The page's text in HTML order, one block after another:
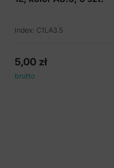
Index: C1LA3.5
5,00 zł
brutto